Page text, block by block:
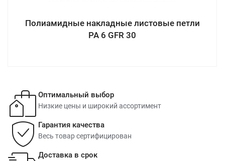
Полиамидные накладные листовые петли
PA 6 GFR 30
Оптимальный выбор
Низкие цены и широкий ассортимент
Гарантия качества
Весь товар сертифицирован
Доставка в срок